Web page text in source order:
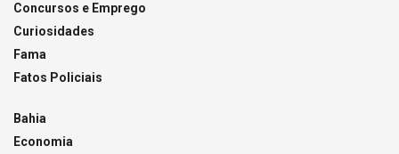
Concursos e Emprego
Curiosidades
Fama
Fatos Policiais
Bahia
Economia